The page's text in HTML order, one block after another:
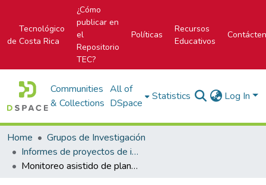
Tecnológico
de Costa Rica
¿Cómo
publicar en
el
Repositorio
TEC?
Políticas
Recursos
Educativos
Communities
& Collections
All of
DSpace
Statistics Log In
Home
Grupos de Investigación
Informes de proyectos de investigación
Monitoreo asistido de plantaciones agrícolas: Técnicas de procesamiento digital de imágenes e inteligencia artificial para diagnosticar y controlar la incidencia de la Sigatoka Negra (Mycosphaerella fijiensis var diformis Morelet) en plantaciones de banano (Musa spp. cv. AAA) y plátano curraré (Musa spp. cv. AAB).